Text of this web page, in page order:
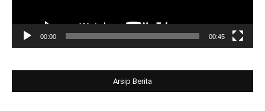
00:00 00:45
Arsip Berita